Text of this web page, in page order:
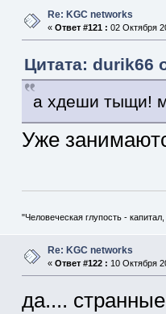
Re: KGC networks
« Ответ #121 : 02 Октября
Цитата: durik66
а хдеши тыщи!
Уже
"Человеческая глупость -
Re: KGC networks
« Ответ #122 : 10 Октября
да....